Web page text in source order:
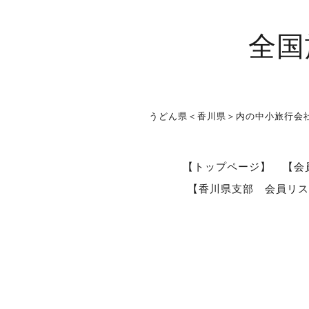
全
うどん県＜香川県＞内の中小旅行
【トップページ】
【
【香川県支部 会員リ